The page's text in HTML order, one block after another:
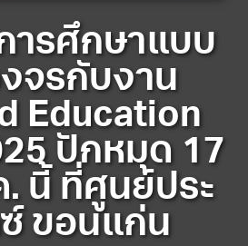
ารศึกษาแบบ
จรกับงาน
Education
ปักหมุด 17
. นี้ ที่ศูนย์ประ
ขอนแก่น